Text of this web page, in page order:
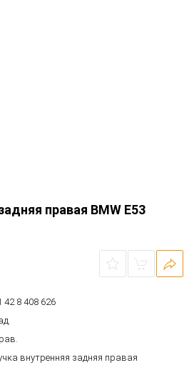
правая BMW E53
42 8 408 626
внутренняя задняя правая